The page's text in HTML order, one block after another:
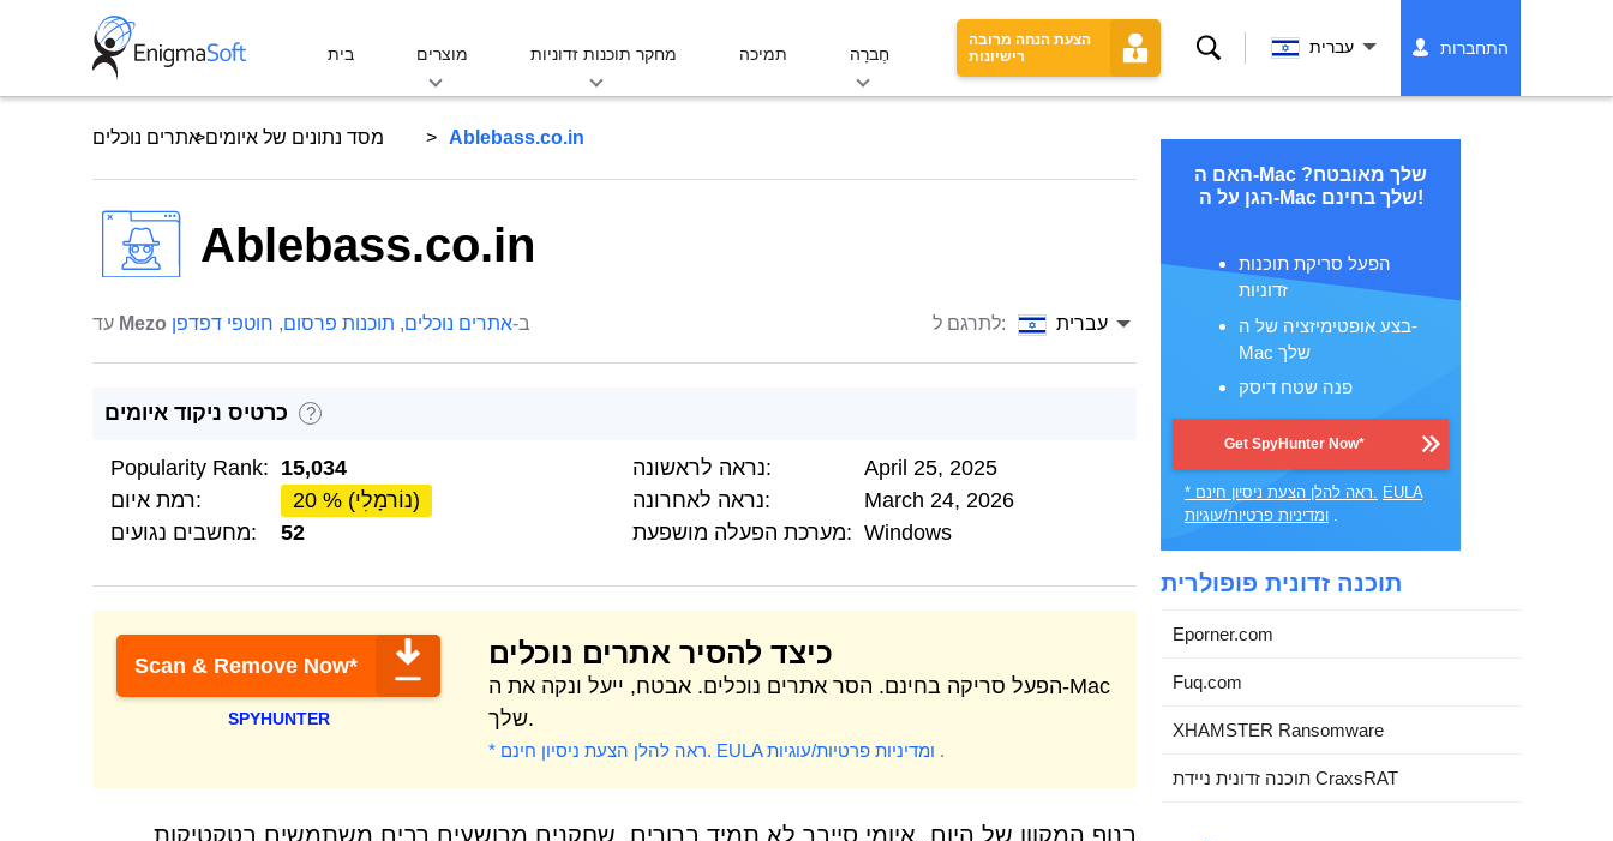
בית מוצרים מחקר תוכנות זדוניות תמיכה חֶברָה
הצעת הנחה מרובה
רישיונות
לחפש עברית התחברות
מסד נתונים של איומים אתרים נוכלים Ablebass.co.in
Ablebass.co.in
Mezo ב-אתרים נוכלים, תוכנות פרסום, חוטפי דפדפן לתרגם ל: עברית
כרטיס ניקוד איומים ?
Popularity Rank: 15,034
רמת איום:
20 % (נוֹרמָלִי)
מחשבים נגועים:
52
נראה לראשונה:
April 25, 2025
נראה לאחרונה:
March 24, 2026
מערכת הפעלה מושפעת: Windows
Scan & Remove Now*
SPYHUNTER
כיצד להסיר אתרים נוכלים
הפעל סריקה בחינם. הסר אתרים נוכלים. אבטח, ייעל ונקה את ה-Mac
שלך.
* ראה להלן הצעת ניסיון חינם. EULA ומדיניות פרטיות/עוגיות .
בנוף המקוון של היום, איומי סייבר לא תמיד ברורים. שחקנים מרושעים רבים משתמשים בטקטיקות
האם ה-Mac שלך מאובטח?
הגן על ה-Mac שלך בחינם!
הפעל סריקת תוכנות
זדוניות
בצע אופטימיזציה של ה-
Mac שלך
פנה שטח דיסק
Get SpyHunter Now*
* ראה להלן הצעת ניסיון חינם. EULA
ומדיניות פרטיות/עוגיות .
תוכנה זדונית פופולרית
Eporner.com
Fuq.com
XHAMSTER Ransomware
תוכנה זדונית ניידת CraxsRAT